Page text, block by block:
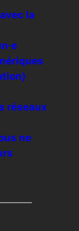
la
réseaux
ne